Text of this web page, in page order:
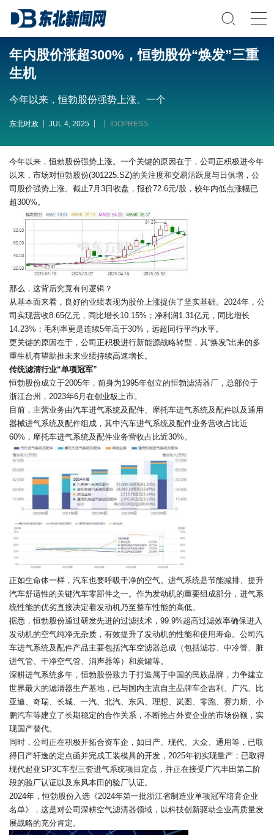
年内股价涨超300%，恒勃股份“焕发”三重
生机
今年以来，恒勃股份强势上涨。一个
东北时政 JUL 4, 2025 IDOPRESS
今年以来，恒勃股份强势上涨。一个关键的原因在于，公司正积极进今年
以来，市场对恒勃股份(301225.SZ)的关注度和交易活跃度与日俱增，公
司股价强势上涨。截止7月3日收盘，报价72.6元/股，较年内低点涨幅已
超300%。
那么，这背后究竟有何逻辑？
从基本面来看，良好的业绩表现为股价上涨提供了坚实基础。2024年，公
司实现营收8.65亿元，同比增长10.15%；净利润1.31亿元，同比增长
14.23%；毛利率更是连续5年高于30%，远超同行平均水平。
更关键的原因在于，公司正积极进行新能源战略转型，其“焕发”出来的多
重生机有望助推未来业绩持续高速增长。
传统滤清行业“单项冠军”
恒勃股份成立于2005年，前身为1995年创立的恒勃滤清器厂，总部位于
浙江台州，2023年6月在创业板上市。
目前，主营业务由汽车进气系统及配件、摩托车进气系统及配件以及通用
器械进气系统及配件组成，其中汽车进气系统及配件业务营收占比近
60%，摩托车进气系统及配件业务营收占比近30%。
正如生命体一样，汽车也要呼吸干净的空气。进气系统是节能减排、提升
汽车舒适性的关键汽车零部件之一。作为发动机的重要组成部分，进气系
统性能的优劣直接决定着发动机乃至整车性能的高低。
据悉，恒勃股份通过研发先进的过滤技术，99.9%超高过滤效率确保进入
发动机的空气纯净无杂质，有效提升了发动机的性能和使用寿命。公司汽
车进气系统及配件产品主要包括汽车空滤器总成（包括滤芯、中冷管、脏
进气管、干净空气管、消声器等）和炭罐等。
深耕进气系统多年，恒勃股份致力于打造属于中国的民族品牌，力争建立
世界最大的滤清器生产基地，已与国内主流自主品牌车企吉利、广汽、比
亚迪、奇瑞、长城、一汽、北汽、东风、理想、岚图、零跑、赛力斯、小
鹏汽车等建立了长期稳定的合作关系，不断抢占外资企业的市场份额，实
现国产替代。
同时，公司正在积极开拓合资车企，如日产、现代、大众、通用等，已取
得日产轩逸的定点函并完成工装模具的开发，2025年初实现量产；已取得
现代起亚SP3C车型三套进气系统项目定点，并正在接受广汽丰田第二阶
段的验厂认证以及东风本田的验厂认证。
2024年，恒勃股份入选《2024年第一批浙江省制造业单项冠军培育企业
名单》，这是对公司深耕空气滤清器领域，以科技创新驱动企业高质量发
展战略的充分肯定。